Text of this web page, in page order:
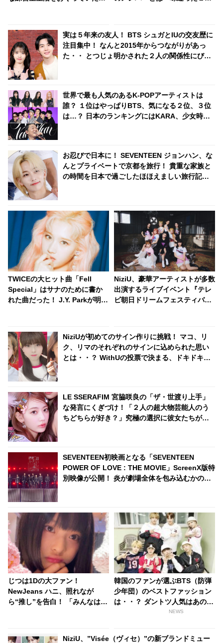
したんだね」
ピッタリな回答にほっこり
実は５年来の友人！ BTS シュガとIUの交友歴に
注目集中！ なんと2015年からつながりがあっ
た・・ とつじょ明かされた２人の関係性にびっ
世界で最も人気のあるK-POPアーティストは
誰？ １位はやっぱりBTS、気になる２位、３位
は…？ 日本のランキングにはKARA、少女時代
お忍びで日本に！ SEVENTEEN ジョンハン、な
んとプライベートで京都を旅行！ 貴重な家族と
の時間を日本で過ごしたほほえましい旅行記に
TWICEの大ヒット曲「Fell
Special」はサナのために書か
れた曲だった！ J.Y. Parkが明か
ちの友情に敬意を表す
NiziU、豪華アーティストが多数
出演するライブイベント『テレ
ビ朝日ドリームフェスティバル
も実施へ
NiziUが初めてのサイン作りに挑戦！ マコ、リ
ク、リマのそれぞれのサインに込められた思い
とは・・？ WithUの投票で決まる、ドキドキの
LE SSERAFIM 宮脇咲良の「ザ・世渡り上手」
な発言にくぎづけ！「２人の超大物芸能人のう
ちどちらが好き？」究極の選択に彼女たちが出
SEVENTEEN初映画となる「SEVENTEEN
POWER OF LOVE : THE MOVIE」ScreenX版特
別映像が公開！ 炎が劇場全体を包み込むかのよ
じつは1Dの大ファン！
NewJeans ハニ、照れなが
ら“推し”を告白！ 「みんなはハ
韓国のファンが選ぶBTS（防弾
少年団）のベストファッション
は・・？ ダントツ人気はあのコ
NEWS
NiziU、”Visée（ヴィセ）”の新ブランドミュー